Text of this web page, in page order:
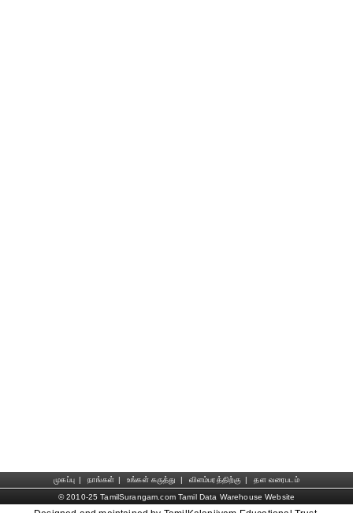
முகப்பு | நாங்கள் | உங்கள் கருத்து | விளம்பரத்திற்கு |
தள வரைபடம்
© 2010-25 TamilSurangam.com Tamil Data Warehouse Website